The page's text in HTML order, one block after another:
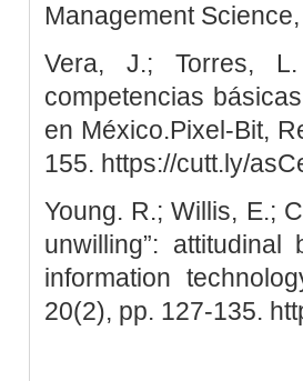
Management
Vera, J.; Torres,
competencias
en México.Pixel-Bit,
155. https://cutt.ly/
Young. R.; Willis, E.;
unwilling”:
information
20(2), pp. 127-135.